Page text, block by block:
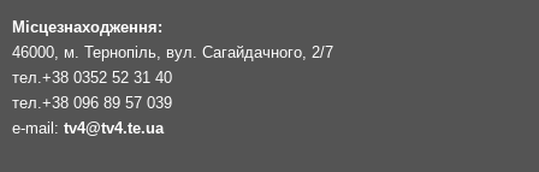
Місцезнаходження:
46000, м. Тернопіль, вул. Сагайдачного, 2/7
тел. +38 0352 52 31 40
тел. +38 096 89 57 039
e-mail: tv4@tv4.te.ua